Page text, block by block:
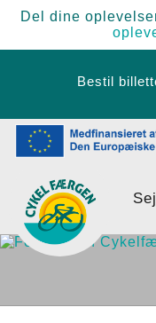
Del dine
Bestil